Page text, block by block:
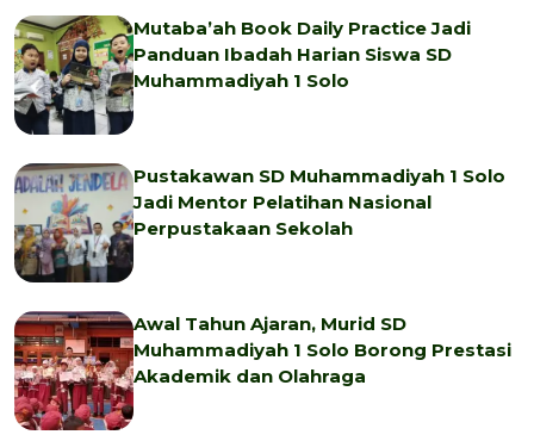
Mutaba’ah Book Daily Practice Jadi
Panduan Ibadah Harian Siswa SD
Muhammadiyah 1 Solo
Pustakawan SD Muhammadiyah 1 Solo
Jadi Mentor Pelatihan Nasional
Perpustakaan Sekolah
Awal Tahun Ajaran, Murid SD
Muhammadiyah 1 Solo Borong Prestasi
Akademik dan Olahraga